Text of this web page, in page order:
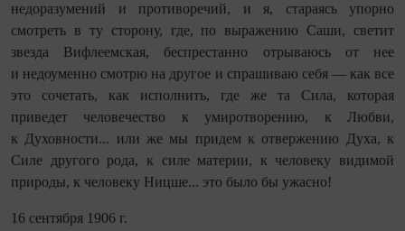
недора­зумений и противоречий, и я, стараясь упорно
смотреть в ту сторону, где, по выражению Саши, светит
звезда Вифлеемская, беспрестанно отрываюсь от нее
и недоуменно смотрю на другое и спрашиваю себя — как все
это сочетать, как исполнить, где же та Сила, которая
приведет человечество к умиротворению, к Любви,
к Духовности... или же мы придем к отвержению Духа, к
Силе другого рода, к силе материи, к человеку видимой
природы, к человеку Ницше... это было бы ужасно!
16 сентября 1906 г.